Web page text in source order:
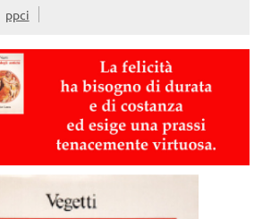
ppci